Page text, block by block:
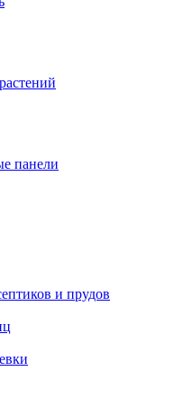
панели
и прудов